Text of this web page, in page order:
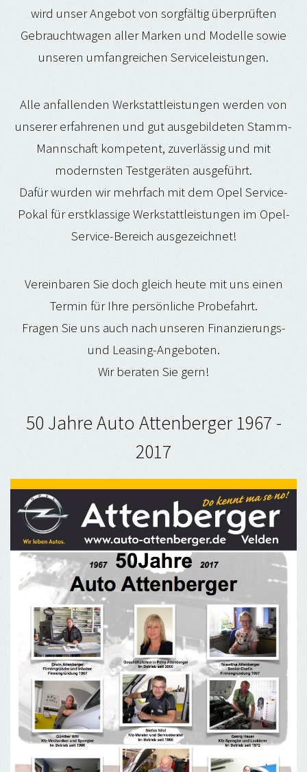
wird unser Angebot von sorgfältig überprüften
Gebrauchtwagen aller Marken und Modelle sowie
unseren umfangreichen Serviceleistungen.
Alle anfallenden Werkstattleistungen werden von
unserer erfahrenen und gut ausgebildeten Stamm-
Mannschaft kompetent, zuverlässig und mit
modernsten Testgeräten ausgeführt.
Dafür wurden wir mehrfach mit dem Opel Service-
Pokal für erstklassige Werkstattleistungen im Opel-
Service-Bereich ausgezeichnet!
Vereinbaren Sie doch gleich heute mit uns einen
Termin für Ihre persönliche Probefahrt.
Fragen Sie uns auch nach unseren Finanzierungs-
und Leasing-Angeboten.
Wir beraten Sie gern!
50 Jahre Auto Attenberger 1967 -
2017